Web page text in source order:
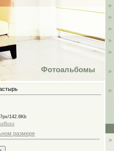
Фотоальбомы
142.6Kb
размере